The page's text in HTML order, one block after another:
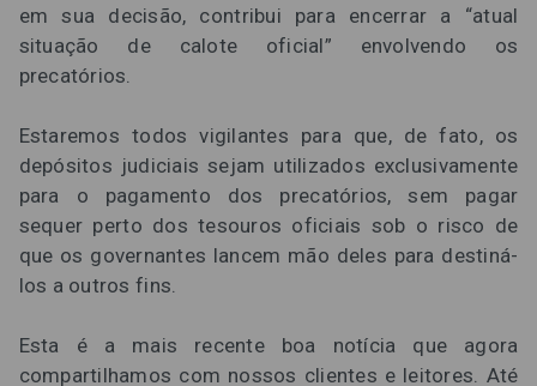
em sua decisão, contribui para encerrar a “atual
situação de calote oficial” envolvendo os
precatórios.
Estaremos todos vigilantes para que, de fato, os
depósitos judiciais sejam utilizados exclusivamente
para o pagamento dos precatórios, sem pagar
sequer perto dos tesouros oficiais sob o risco de
que os governantes lancem mão deles para destiná-
los a outros fins.
Esta é a mais recente boa notícia que agora
compartilhamos com nossos clientes e leitores. Até